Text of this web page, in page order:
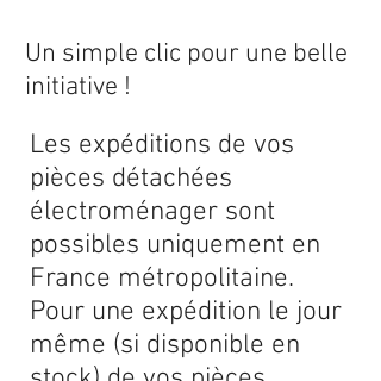
Les expéditions de vos
pièces détachées
électroménager sont
possibles uniquement en
France métropolitaine.
Pour une expédition le jour
même (si disponible en
Un simple clic pour une belle
initiative !